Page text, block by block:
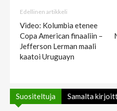
Edellinen artikkeli
Video: Kolumbia etenee
Copa American finaaliin –
Jefferson Lerman maali
kaatoi Uruguayn
Suositeltuja Samalta